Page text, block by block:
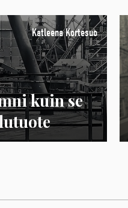
Katleena Kortesuo
kuin se